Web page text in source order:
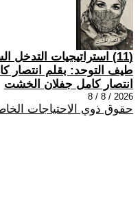
(11) استراتيجيات التدخل
طيف التوحد: بقلم انتصار
انتصار كامل جفلان الخشت
2026 / 8 / 8
حقوق ذوي الاحتياجات